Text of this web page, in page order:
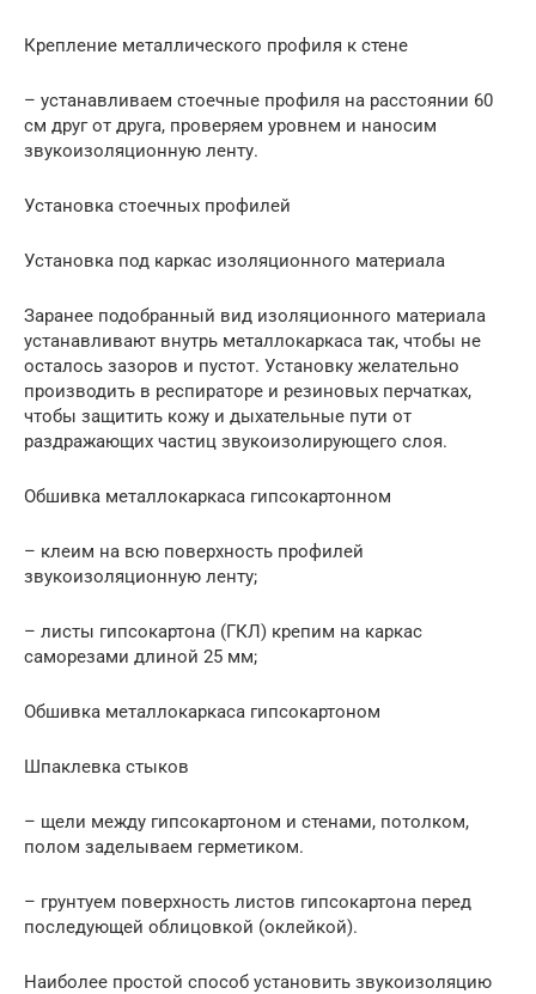
Крепление металлического профиля к стене
– устанавливаем стоечные профиля на расстоянии 60
см друг от друга, проверяем уровнем и наносим
звукоизоляционную ленту.
Установка стоечных профилей
Установка под каркас изоляционного материала
Заранее подобранный вид изоляционного материала
устанавливают внутрь металлокаркаса так, чтобы не
осталось зазоров и пустот. Установку желательно
производить в респираторе и резиновых перчатках,
чтобы защитить кожу и дыхательные пути от
раздражающих частиц звукоизолирующего слоя.
Обшивка металлокаркаса гипсокартонном
– клеим на всю поверхность профилей
звукоизоляционную ленту;
– листы гипсокартона (ГКЛ) крепим на каркас
саморезами длиной 25 мм;
Обшивка металлокаркаса гипсокартоном
Шпаклевка стыков
– щели между гипсокартоном и стенами, потолком,
полом заделываем герметиком.
– грунтуем поверхность листов гипсокартона перед
последующей облицовкой (оклейкой).
Наиболее простой способ установить звукоизоляцию